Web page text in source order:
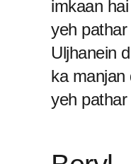
imkaan
yeh
Uljhanein
ka manjan
yeh